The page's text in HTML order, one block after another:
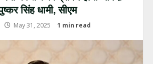
सिंह धामी, सीएम
May 31, 2025 1 min read